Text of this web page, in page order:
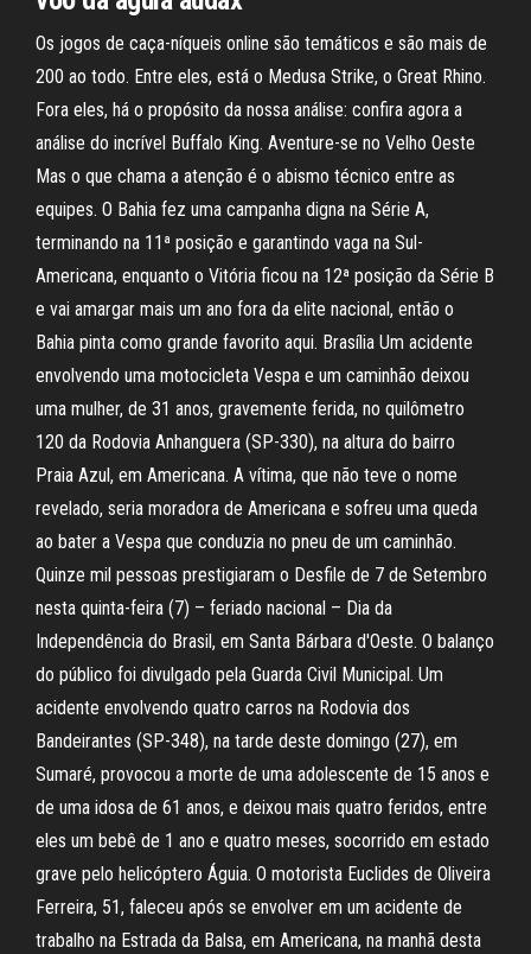
Os jogos de caça-níqueis online são temáticos e são mais de
200 ao todo. Entre eles, está o Medusa Strike, o Great Rhino.
Fora eles, há o propósito da nossa análise: confira agora a
análise do incrível Buffalo King. Aventure-se no Velho Oeste
Mas o que chama a atenção é o abismo técnico entre as
equipes. O Bahia fez uma campanha digna na Série A,
terminando na 11ª posição e garantindo vaga na Sul-
Americana, enquanto o Vitória ficou na 12ª posição da Série B
e vai amargar mais um ano fora da elite nacional, então o
Bahia pinta como grande favorito aqui. Brasília Um acidente
envolvendo uma motocicleta Vespa e um caminhão deixou
uma mulher, de 31 anos, gravemente ferida, no quilômetro
120 da Rodovia Anhanguera (SP-330), na altura do bairro
Praia Azul, em Americana. A vítima, que não teve o nome
revelado, seria moradora de Americana e sofreu uma queda
ao bater a Vespa que conduzia no pneu de um caminhão.
Quinze mil pessoas prestigiaram o Desfile de 7 de Setembro
nesta quinta-feira (7) – feriado nacional – Dia da
Independência do Brasil, em Santa Bárbara d'Oeste. O balanço
do público foi divulgado pela Guarda Civil Municipal. Um
acidente envolvendo quatro carros na Rodovia dos
Bandeirantes (SP-348), na tarde deste domingo (27), em
Sumaré, provocou a morte de uma adolescente de 15 anos e
de uma idosa de 61 anos, e deixou mais quatro feridos, entre
eles um bebê de 1 ano e quatro meses, socorrido em estado
grave pelo helicóptero Águia. O motorista Euclides de Oliveira
Ferreira, 51, faleceu após se envolver em um acidente de
trabalho na Estrada da Balsa, em Americana, na manhã desta